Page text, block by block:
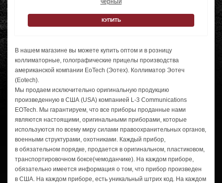
черный
КУПИТЬ
В нашем магазине вы можете купить оптом и в розницу
коллиматорные, голографические прицелы производства
американской компании EoTech (Эотех). Коллиматор Эотеч
(Eotech).
Мы продаем исключительно оригинальную продукцию
произведенную в США (USA) компанией L-3 Communications
EOTech. Мы гарантируем, что все приборы проданные нами
являются настоящими, оригинальными приборами, которые
используются по всему миру силами правоохранительных органов,
военными структурами, охотниками. Каждый прибор,
в обязательном порядке, продается в оригинальном, пластиковом,
транспортировочном боксе(чемоданчике). На каждом приборе,
обязательно имеется информация о том, что прибор произведен
в США. На каждом приборе, есть уникальный штрих код. На каждом